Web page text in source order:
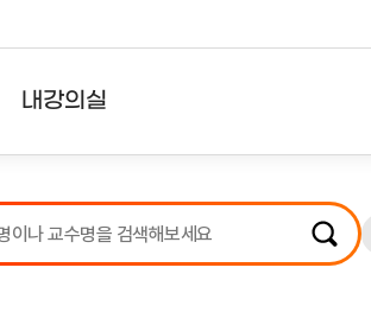
내강의실
강의리스트
수강확인증강의